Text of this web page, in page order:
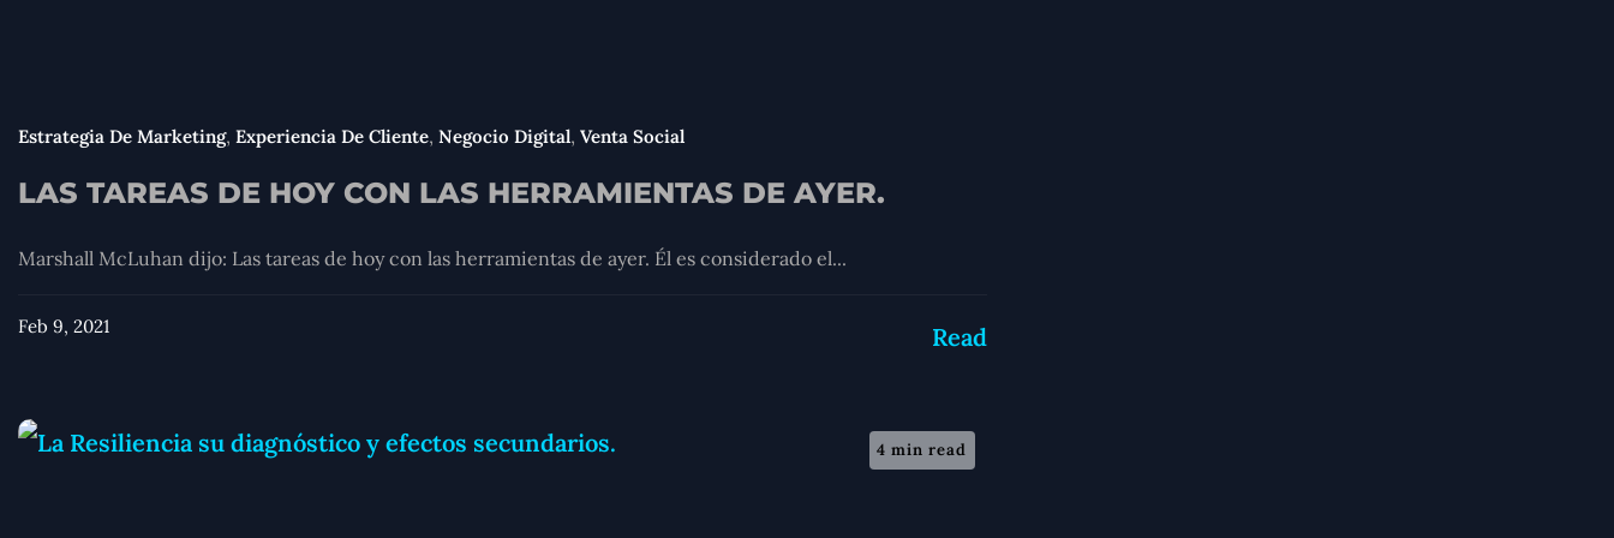
Estrategia De Marketing, Experiencia De Cliente, Negocio Digital, Venta Social
LAS TAREAS DE HOY CON LAS HERRAMIENTAS DE AYER.
Marshall McLuhan dijo: Las tareas de hoy con las herramientas de ayer. Él es considerado el...
Feb 9, 2021 Read
4 min read